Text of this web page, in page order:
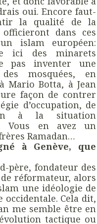
oui. Encore faut-
la qualité de la
dans ces
islam européen:
ici des minarets
pas inventer une
mosquées, en
Mario Botta, à Jean
façon de contrer
d’occupation, de
à la situation
Vous en avez un
Ramadan…
à Genève, que
père, fondateur des
réformateur, alors
une idéologie de
Cela dit,
me semble être en
tactique ou